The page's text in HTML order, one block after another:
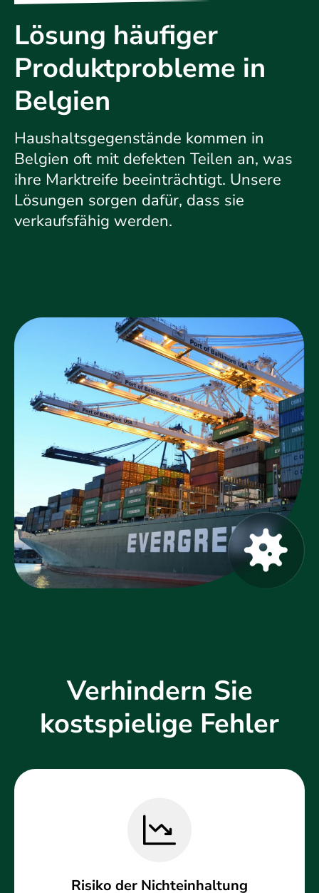
Lösung häufiger
Produktprobleme in
Belgien
Haushaltsgegenstände kommen in
Belgien oft mit defekten Teilen an, was
ihre Marktreife beeinträchtigt. Unsere
Lösungen sorgen dafür, dass sie
verkaufsfähig werden.
Verhindern Sie
kostspielige Fehler
Risiko der Nichteinhaltung